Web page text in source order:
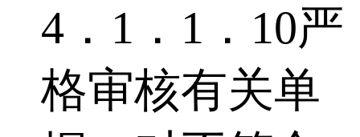
4．1．1．10严
格审核有关单